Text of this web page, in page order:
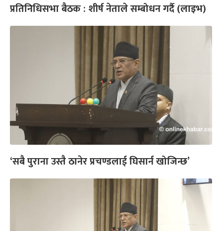
प्रतिनिधिसभा बैठक : शीर्ष नेताले सम्बोधन गर्दै (लाइभ)
‘सबै पुराना उस्तै ठानेर प्रचण्डलाई घिसार्न खोजिन्छ’